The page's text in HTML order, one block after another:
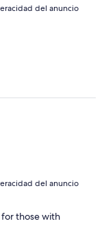
del anuncio
del anuncio
those with